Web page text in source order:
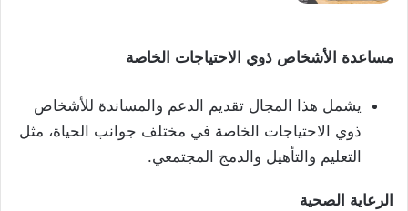
مساعدة الأشخاص ذوي الاحتياجات الخاصة
يشمل هذا المجال تقديم الدعم والمساندة للأشخاص
ذوي الاحتياجات الخاصة في مختلف جوانب الحياة، مثل
التعليم والتأهيل والدمج المجتمعي.
الرعاية الصحية